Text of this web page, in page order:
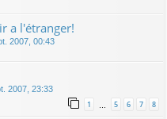
a l'étranger!
2007, 00:43
2007, 23:33
1 … 5 6 7 8